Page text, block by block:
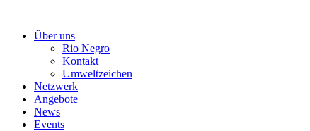
Über uns
Rio Negro
Kontakt
Umweltzeichen
Netzwerk
Angebote
News
Events